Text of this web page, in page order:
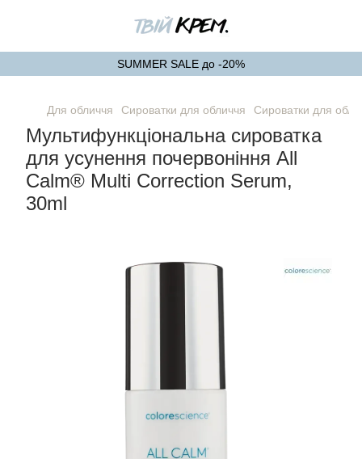
SUMMER SALE до -20%
Для обличчя Сироватки для обличчя Сироватки для
Мультифункціональна сироватка
для усунення почервоніння All
Calm® Multi Correction Serum,
30ml